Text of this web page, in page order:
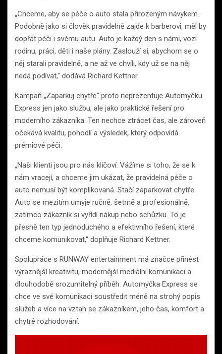
„Chceme, aby se péče o auto stala přirozeným návykem.
Podobně jako si člověk pravidelně zajde k barberovi, měl by
dopřát péči i svému autu. Auto je každý den s námi, vozí
rodinu, práci, děti i naše plány. Zaslouží si, abychom se o
něj starali pravidelně, a ne až ve chvíli, kdy už se na něj
nedá podívat,“ dodává Richard Kettner.
Kampaň „Zaparkuj chytře“ proto neprezentuje Automyčku
Express jen jako službu, ale jako praktické řešení pro
moderního zákazníka. Ten nechce ztrácet čas, ale zároveň
očekává kvalitu, pohodlí a výsledek, který odpovídá
prémiové péči.
„Naši klienti jsou pro nás klíčoví. Vážíme si toho, že se k
nám vracejí, a chceme jim ukázat, že pravidelná péče o
auto nemusí být komplikovaná. Stačí zaparkovat chytře.
Auto se mezitím umyje ručně, šetrně a profesionálně,
zatímco zákazník si vyřídí nákup nebo schůzku. To je
přesně ten typ jednoduchého a efektivního řešení, které
chceme komunikovat,“ doplňuje Richard Kettner.
Spolupráce s RUNWAY entertainment má značce přinést
výraznější kreativitu, modernější mediální komunikaci a
dlouhodobě srozumitelný příběh. Automyčka Express se
chce ve své komunikaci soustředit méně na strohý popis
služeb a více na vztah se zákazníkem, jeho čas, komfort a
chytré rozhodování.